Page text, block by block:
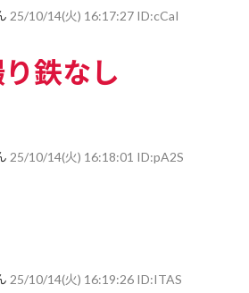
25/10/14(火) 16:17:27 ID:cCaI
鉄なし
25/10/14(火) 16:18:01 ID:pA2S
25/10/14(火) 16:19:26 ID:ITAS